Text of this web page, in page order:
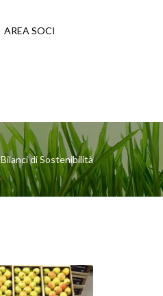
AREA SOCI
Bilanci di Sostenibilità